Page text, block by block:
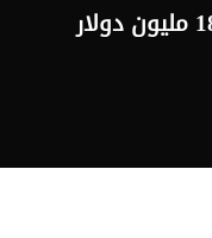
مصر للطيران تسعى لاقتراض 185 مليون دولار